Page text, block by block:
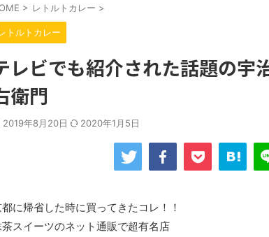
> レトルトカレー >
トルトカレー
レビでも紹介された話題の宇
衛門
2019年8月20日 2020年1月5日
に帰省した時に買ってきたコレ！！
スイーツのネット通販で超有名店